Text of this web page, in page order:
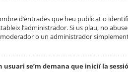
d’entrades que heu publicat o
l’administrador. Si us plau, no
o un administrador
se’m demana que iniciï la